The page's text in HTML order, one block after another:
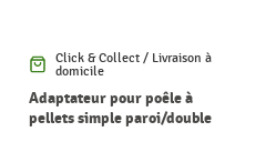
Click & Collect / Livraison à
domicile
Adaptateur pour poêle à
pellets simple paroi/double